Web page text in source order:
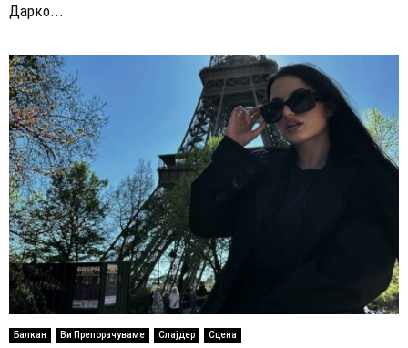
Дарко...
Балкан Ви Препорачуваме Слајдер Сцена